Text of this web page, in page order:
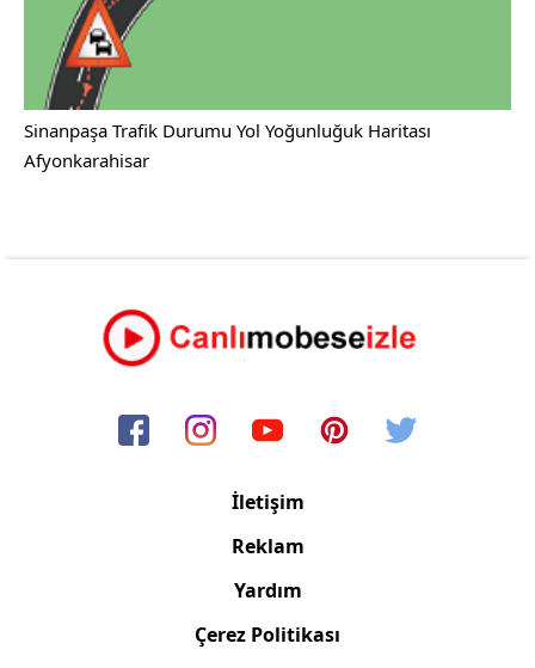
Sinanpaşa Trafik Durumu Yol Yoğunluğuk Haritası
Afyonkarahisar
İletişim
Reklam
Yardım
Çerez Politikası